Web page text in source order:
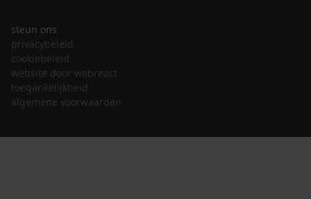
steun ons
privacybeleid
cookiebeleid
website door webreact
toegankelijkheid
algemene voorwaarden